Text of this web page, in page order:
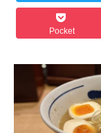
Pocket